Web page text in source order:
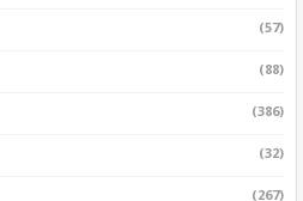
(57)
(88)
(386)
(32)
(267)